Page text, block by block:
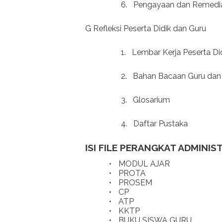
6. Pengayaan dan
G Refleksi Peserta Didik dan Guru
1. Lembar Kerja Peserta
2. Bahan Bacaan Guru
3. Glosarium
4. Daftar Pustaka
ISI FILE PERANGKAT
•
MODUL AJAR
•
PROTA
•
PROSEM
•
CP
•
ATP
•
KKTP